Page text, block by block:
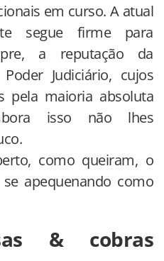
em curso. A atual
segue firme para
a reputação da
Judiciário, cujos
pela maioria absoluta
isso não lhes
como queiram, o
apequenando como
& cobras